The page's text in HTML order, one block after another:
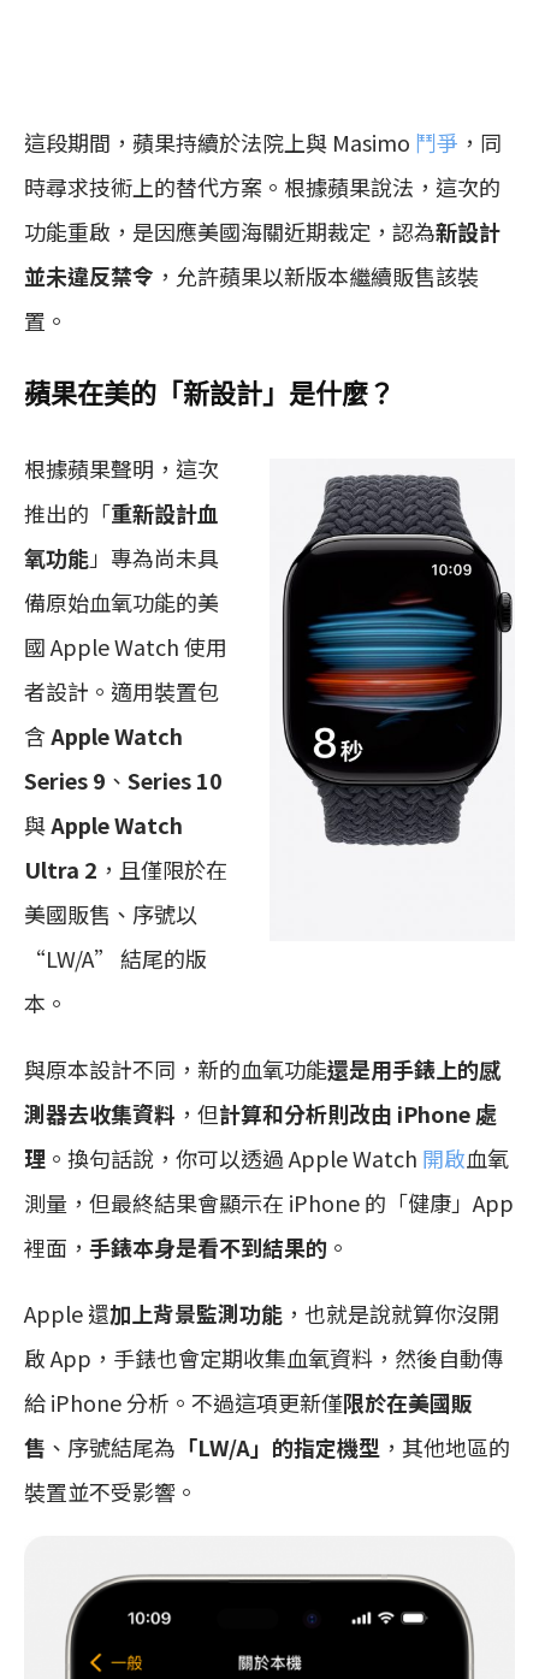
這段期間，蘋果持續於法院上與 Masimo 鬥爭 ，同
時尋求技術上的替代方案。根據蘋果說法，這次的
功能重啟，是因應美國海關近期裁定，認為新設計
並未違反禁令 ，允許蘋果以新版本繼續販售該裝
置。
蘋果在美的「新設計」是什麼？
根據蘋果聲明，這次
推出的「重新設計血
氧功能」專為尚未具
備原始血氧功能的美
國 Apple Watch 使用
者設計。適用裝置包
含Apple Watch
Series 9 、 Series 10
與Apple Watch
Ultra 2 ，且僅限於在
美國販售、序號以
“LW/A” 結尾的版
本。
與原本設計不同，新的血氧功能還是用手錶上的感
測器去收集資料 ，但計算和分析則改由 iPhone 處
理 。換句話說，你可以透過 Apple Watch 開啟血氧
測量，但最終結果會顯示在 iPhone 的「健康」App
裡面， 手錶本身是看不到結果的 。
Apple 還加上背景監測功能 ，也就是說就算你沒開
啟 App，手錶也會定期收集血氧資料，然後自動傳
給 iPhone 分析。不過這項更新僅限於在美國販
售 、序號結尾為 「LW/A」的指定機型 ，其他地區的
裝置並不受影響。